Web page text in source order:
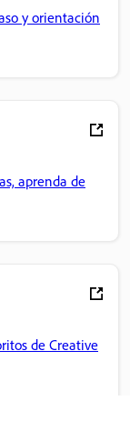
y orientación
aprenda de
de Creative